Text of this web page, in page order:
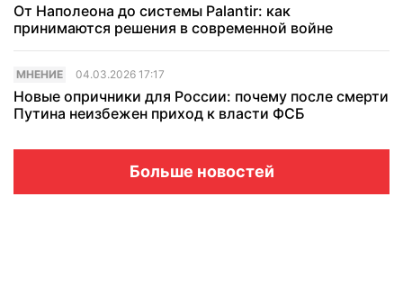
От Наполеона до системы Palantir: как
принимаются решения в современной войне
МНЕНИЕ 04.03.2026 17:17
Новые опричники для России: почему после смерти
Путина неизбежен приход к власти ФСБ
Больше новостей